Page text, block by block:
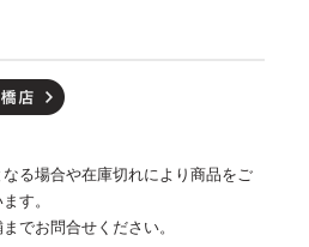
る場合や在庫切れにより商品をご
す。
でお問合せください。